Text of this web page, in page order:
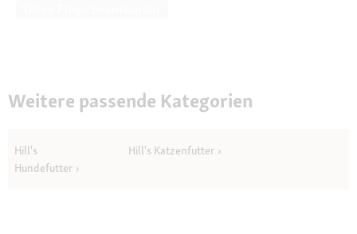
Weitere passende Kategorien
Hill's
Hundefutter
Hill's Katzenfutter